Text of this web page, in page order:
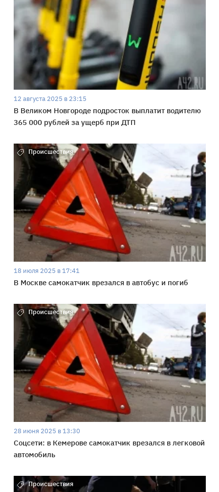
12 августа 2025 в 23:15
В Великом Новгороде подросток выплатит водителю
365 000 рублей за ущерб при ДТП
Происшествия
18 июля 2025 в 17:41
В Москве самокатчик врезался в автобус и погиб
Происшествия
28 июня 2025 в 13:30
Соцсети: в Кемерове самокатчик врезался в легковой
автомобиль
Происшествия